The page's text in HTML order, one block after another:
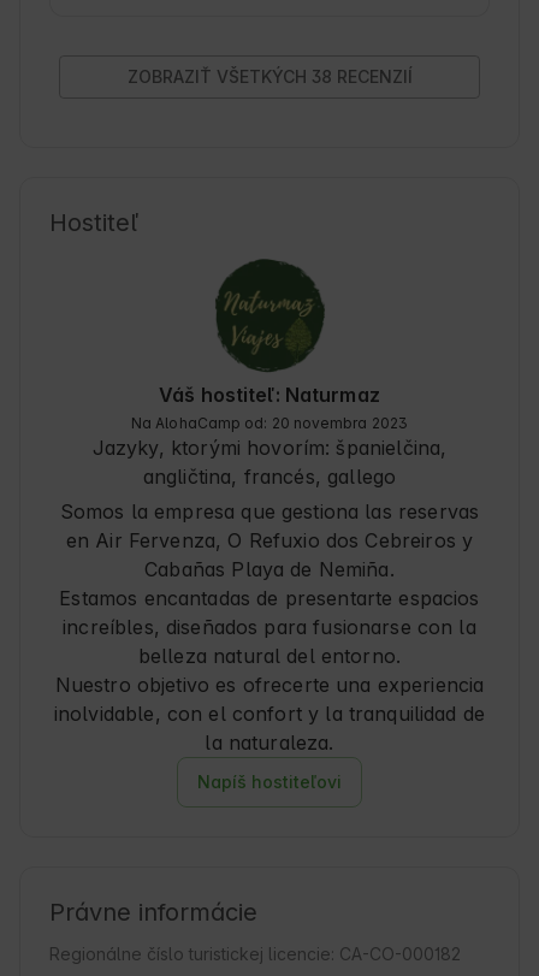
Volveremos seguro🫶🏻
ZOBRAZIŤ VŠETKÝCH 38 RECENZIÍ
Hostiteľ
Váš hostiteľ: Naturmaz
Na AlohaCamp od: 20 novembra 2023
Jazyky, ktorými hovorím: španielčina,
angličtina, francés, gallego
Somos la empresa que gestiona las reservas
en Air Fervenza, O Refuxio dos Cebreiros y
Cabañas Playa de Nemiña.
Estamos encantadas de presentarte espacios
increíbles, diseñados para fusionarse con la
belleza natural del entorno.
Nuestro objetivo es ofrecerte una experiencia
inolvidable, con el confort y la tranquilidad de
la naturaleza.
Napíš hostiteľovi
Právne informácie
Regionálne číslo turistickej licencie: CA-CO-000182